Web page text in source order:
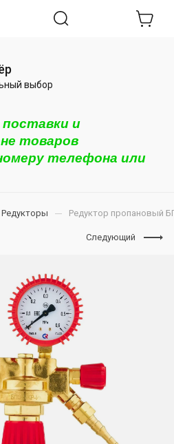
выбор
поставки и
товаров
телефона или
Редукторы Редуктор пропановый
Следующий